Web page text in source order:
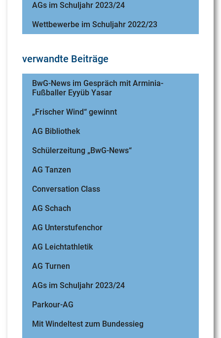
AGs im Schuljahr 2023/24
Wettbewerbe im Schuljahr 2022/23
verwandte Beiträge
BwG-News im Gespräch mit Arminia-
Fußballer Eyyüb Yasar
„Frischer Wind“ gewinnt
AG Bibliothek
Schülerzeitung „BwG-News“
AG Tanzen
Conversation Class
AG Schach
AG Unterstufenchor
AG Leichtathletik
AG Turnen
AGs im Schuljahr 2023/24
Parkour-AG
Mit Windeltest zum Bundessieg